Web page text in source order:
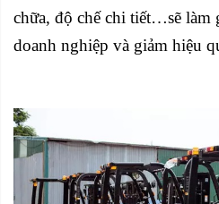
chữa, độ chế chi tiết…sẽ làm
doanh nghiệp và giảm hiệu